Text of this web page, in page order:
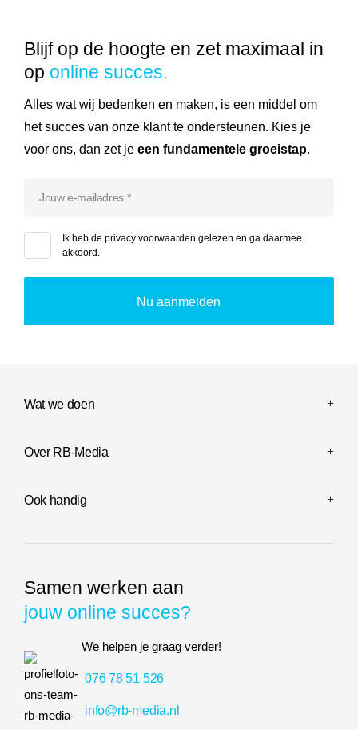
Blijf op de hoogte en zet maximaal in
op online succes.
Alles wat wij bedenken en maken, is een middel om
het succes van onze klant te ondersteunen. Kies je
voor ons, dan zet je een fundamentele groeistap.
Ik heb de privacy voorwaarden gelezen en ga daarmee
akkoord.
Samen werken aan
jouw online succes?
We helpen je graag verder!
076 78 51 526
info@rb-media.nl
Wat we doen
Over RB-Media
Ook handig